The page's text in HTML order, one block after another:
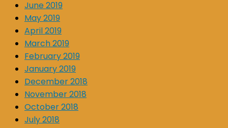
June 2019
May 2019
April 2019
March 2019
February 2019
January 2019
December 2018
November 2018
October 2018
July 2018